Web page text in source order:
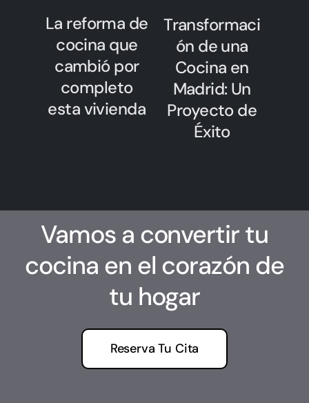
La reforma de
cocina que
cambió por
completo
esta vivienda
Transformaci
ón de una
Cocina en
Madrid: Un
Proyecto de
Éxito
Vamos a convertir tu
cocina en el corazón de
tu hogar
Reserva Tu Cita